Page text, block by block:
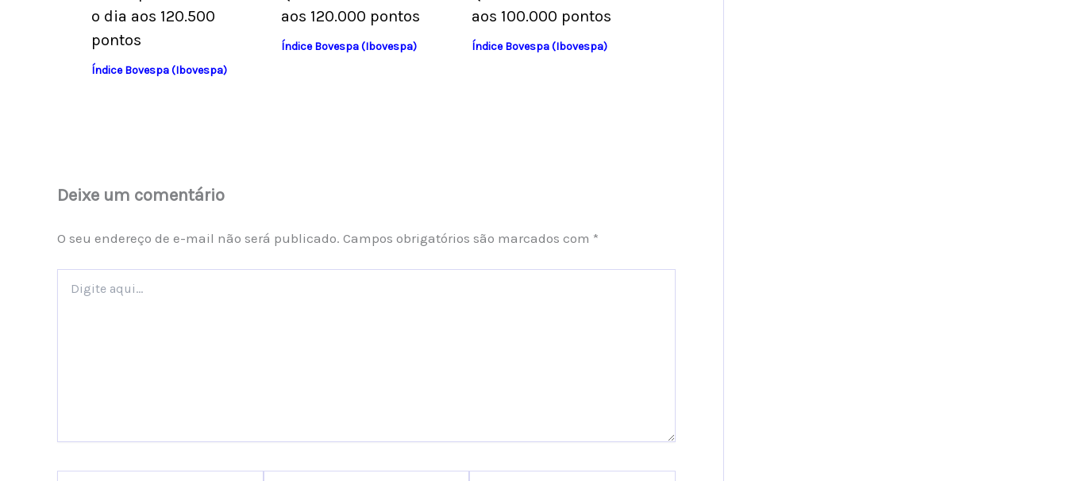
o dia aos 120.500
pontos
Índice Bovespa (Ibovespa)
aos 120.000 pontos
Índice Bovespa (Ibovespa)
aos 100.000 pontos
Índice Bovespa (Ibovespa)
Deixe um comentário
O seu endereço de e-mail não será publicado. Campos obrigatórios são marcados com *
aqui...